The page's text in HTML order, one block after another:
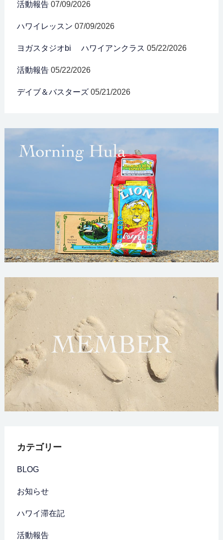
活動報告 07/09/2026
ハワイレッスン 07/09/2026
ヨガスタジオbi ハワイアンクラス 05/22/2026
活動報告 05/22/2026
デイブ＆バスターズ 05/21/2026
カテゴリー
BLOG
お知らせ
ハワイ滞在記
活動報告